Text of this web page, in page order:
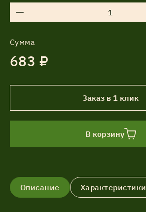
Сумма
683 ₽
Заказ в 1 клик
В корзину
Описание Характеристики